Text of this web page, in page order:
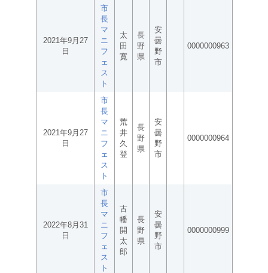
2021年9月27
日
市
長
マ
ニ
フ
ェ
ス
ト
太
田
寛
長
野
県
安
曇
野
市
0000000963
2021年9月27
日
市
長
マ
ニ
フ
ェ
ス
ト
荒
井
久
登
長
野
県
安
曇
野
市
0000000964
2022年8月31
日
市
長
マ
ニ
フ
ェ
ス
ト
古
幡
開
太
郎
長
野
県
安
曇
野
市
0000000999